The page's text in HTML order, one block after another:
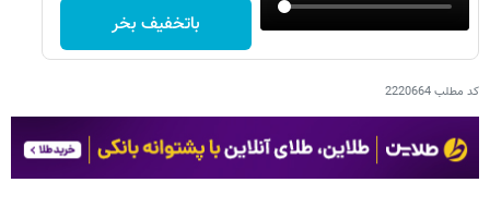
باتخفیف بخر
کد مطلب2220664